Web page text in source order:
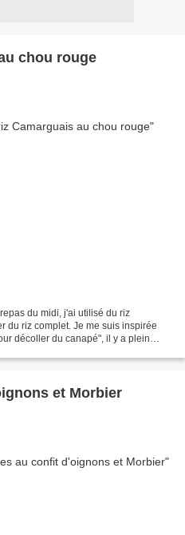
chou rouge
du midi, j'ai utilisé du riz
du riz complet. Je me suis inspirée
décoller du canapé", il y a plein
et Morbier